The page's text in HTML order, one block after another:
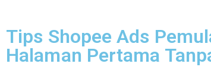
Tips Shopee Ads
Halaman Pertama